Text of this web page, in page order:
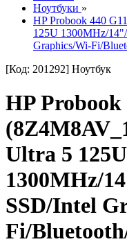
Ноутбуки »
HP Probook 440
125U 1300MHz/
Graphics/Wi-Fi/
[Код: 201292] Ноутбук
HP Probook
Ultra 5 125U
1300MHz/
SSD/Intel
Fi/